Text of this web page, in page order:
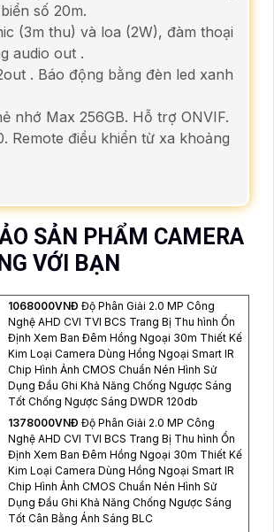
số 20m.
(3m thu) và loa (2W), đàm thoại
audio out .
. Báo động bằng đèn led xanh
nhớ Max 256GB. Hỗ trợ ONVIF.
Remote điều khiển từ xa khoảng
SẢN PHẨM CAMERA
VỚI BẠN
1068000VNÐ Độ Phân Giải 2.0 MP Công
Nghệ AHD CVI TVI BCS Trang Bị Thu hình Ổn
Định Xem Ban Đêm Hồng Ngoại 30m Thiết Kế
Kim Loại Camera Dùng Hồng Ngoại Smart IR
Chip Hình Ảnh CMOS Chuẩn Nén Hình Sử
Dụng Đầu Ghi Khả Năng Chống Ngược Sáng
Tốt Chống Ngược Sáng DWDR 120db
1378000VNÐ Độ Phân Giải 2.0 MP Công
Nghệ AHD CVI TVI BCS Trang Bị Thu hình Ổn
Định Xem Ban Đêm Hồng Ngoại 30m Thiết Kế
Kim Loại Camera Dùng Hồng Ngoại Smart IR
Chip Hình Ảnh CMOS Chuẩn Nén Hình Sử
Dụng Đầu Ghi Khả Năng Chống Ngược Sáng
Tốt Cân Bằng Ánh Sáng BLC